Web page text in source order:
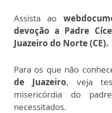
Assista ao
devoção a Padre
Juazeiro do Norte (CE).
Para os que não
de Juazeiro, veja
misericórdia do
necessitados.